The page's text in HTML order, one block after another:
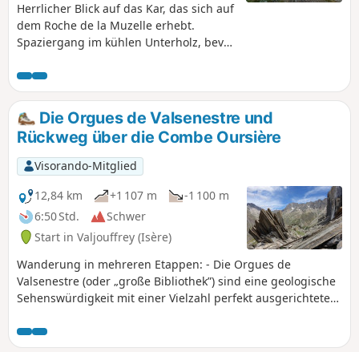
Herrlicher Blick auf das Kar, das sich auf
dem Roche de la Muzelle erhebt.
Spaziergang im kühlen Unterholz, bevor
Écrins gelangen. Zwei Drittel der
Wanderung führen entlang des Torrent
du Béranger.
Die Orgues de Valsenestre und
Rückweg über die Combe Oursière
Visorando-Mitglied
12,84 km
+1 107 m
-1 100 m
6:50 Std.
Schwer
Start in Valjouffrey (Isère)
Wanderung in mehreren Etappen: - Die Orgues de
Valsenestre (oder „große Bibliothek”) sind eine geologische
Sehenswürdigkeit mit einer Vielzahl perfekt ausgerichteter
Panorama auf das Tal von Font Turbat. - Rückweg über den
Balkonweg zum kleinen Hängetal Combe Oursière. - Zum